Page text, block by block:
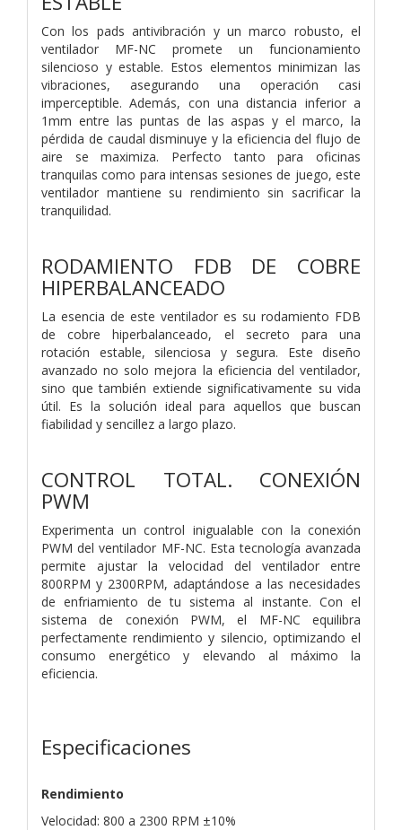
Con los pads antivibración y un marco robusto, el
ventilador MF-NC promete un funcionamiento
silencioso y estable. Estos elementos minimizan las
vibraciones, asegurando una operación casi
imperceptible. Además, con una distancia inferior a
1mm entre las puntas de las aspas y el marco, la
pérdida de caudal disminuye y la eficiencia del flujo de
aire se maximiza. Perfecto tanto para oficinas
tranquilas como para intensas sesiones de juego, este
ventilador mantiene su rendimiento sin sacrificar la
tranquilidad.
RODAMIENTO FDB DE COBRE
HIPERBALANCEADO
La esencia de este ventilador es su rodamiento FDB
de cobre hiperbalanceado, el secreto para una
rotación estable, silenciosa y segura. Este diseño
avanzado no solo mejora la eficiencia del ventilador,
sino que también extiende significativamente su vida
útil. Es la solución ideal para aquellos que buscan
fiabilidad y sencillez a largo plazo.
CONTROL TOTAL. CONEXIÓN
PWM
Experimenta un control inigualable con la conexión
PWM del ventilador MF-NC. Esta tecnología avanzada
permite ajustar la velocidad del ventilador entre
800RPM y 2300RPM, adaptándose a las necesidades
de enfriamiento de tu sistema al instante. Con el
sistema de conexión PWM, el MF-NC equilibra
perfectamente rendimiento y silencio, optimizando el
consumo energético y elevando al máximo la
eficiencia.
Especificaciones
Rendimiento
Velocidad: 800 a 2300 RPM ±10%